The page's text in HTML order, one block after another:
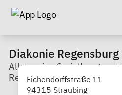
Diakonie Regensburg
Allgemeine Sozialberatung
Regensburg- Außenstelle
Eichendorffstraße 11
94315 Straubing